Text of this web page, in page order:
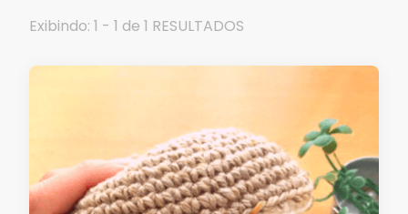
Exibindo: 1 - 1 de 1 RESULTADOS